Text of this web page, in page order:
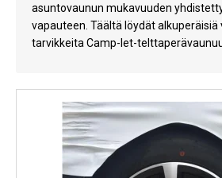
Sähkötarvikkeet
Sääasemat
Tarjoukset
asuntovaunun mukavuuden
vapauteen. Täältä löydät alkuperäisiä
tarvikkeita Camp-let-